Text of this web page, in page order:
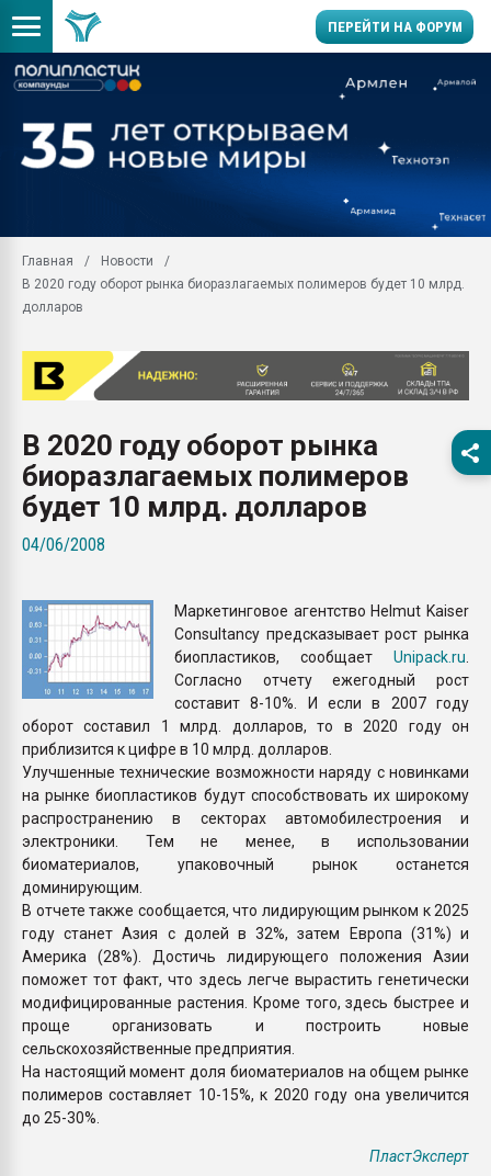
ПЕРЕЙТИ НА ФОРУМ
Вакуум-формовочные
28.07.2026
Всё, что касается
бутылок
вакуумного
Продам отходы
поликарбоната и АБС-
Armaloy PC/ABS-1IM
Главная
Новости
В 2020 году оборот рынка биоразлагаемых полимеров будет 10 млрд.
долларов
В 2020 году оборот рынка
биоразлагаемых полимеров
будет 10 млрд. долларов
04/06/2008
Маркетинговое агентство Helmut Kaiser
Consultancy предсказывает рост рынка
биопластиков, сообщает Unipack.ru
Согласно отчету ежегодный рост
составит 8-10%. И если в 2007 году
оборот составил 1 млрд. долларов, то в 2020 году он
приблизится к цифре в 10 млрд. долларов.
Улучшенные технические возможности наряду с новинками
на рынке биопластиков будут способствовать их широкому
распространению в секторах автомобилестроения и
электроники. Тем не менее, в использовании
биоматериалов, упаковочный рынок останется
доминирующим.
В отчете также сообщается, что лидирующим рынком к 2025
году станет Азия с долей в 32%, затем Европа (31%) и
Америка (28%). Достичь лидирующего положения Азии
поможет тот факт, что здесь легче вырастить генетически
модифицированные растения. Кроме того, здесь быстрее и
проще организовать и построить новые
сельскохозяйственные предприятия.
На настоящий момент доля биоматериалов на общем рынке
полимеров составляет 10-15%, к 2020 году она увеличится
до 25-30%.
ПластЭксперт